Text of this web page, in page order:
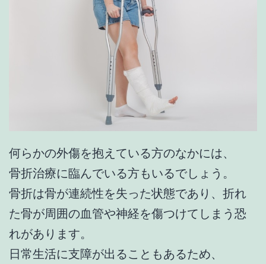
何らかの外傷を抱えている方のなかには、
骨折治療に臨んでいる方もいるでしょう。
骨折は骨が連続性を失った状態であり、折れ
た骨が周囲の血管や神経を傷つけてしまう恐
れがあります。
日常生活に支障が出ることもあるため、